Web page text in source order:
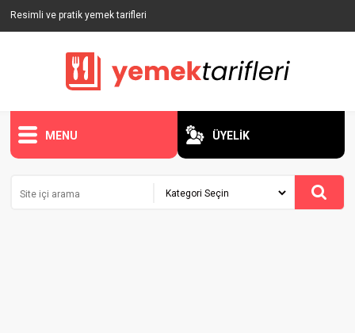
Resimli ve pratik yemek tarifleri
MENU ÜYELİK